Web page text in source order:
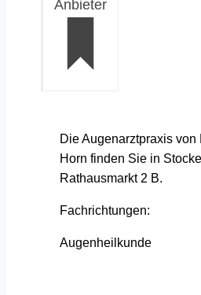
Anbieter
Die Augenarztpraxis von
Horn finden Sie in
Rathausmarkt 2 B.
Fachrichtungen:
Augenheilkunde